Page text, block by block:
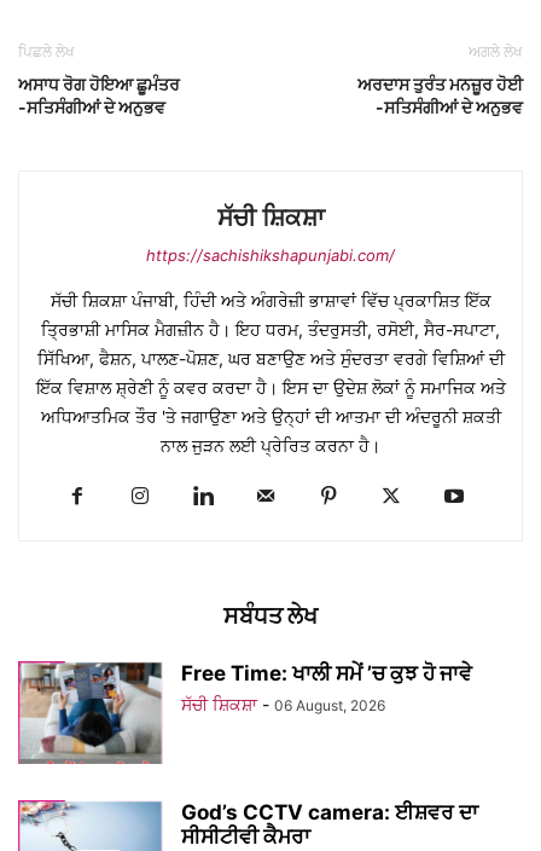
ਪਿਛਲੇ ਲੇਖ
ਅਸਾਧ ਰੋਗ ਹੋਇਆ ਛੂਮੰਤਰ
-ਸਤਿਸੰਗੀਆਂ ਦੇ ਅਨੁਭਵ
ਅਗਲੇ ਲੇਖ
ਅਰਦਾਸ ਤੁਰੰਤ ਮਨਜ਼ੂਰ ਹੋਈ
-ਸਤਿਸੰਗੀਆਂ ਦੇ ਅਨੁਭਵ
ਸੱਚੀ ਸ਼ਿਕਸ਼ਾ
https://sachishikshapunjabi.com/
ਸੱਚੀ ਸ਼ਿਕਸ਼ਾ ਪੰਜਾਬੀ, ਹਿੰਦੀ ਅਤੇ ਅੰਗਰੇਜ਼ੀ ਭਾਸ਼ਾਵਾਂ ਵਿੱਚ ਪ੍ਰਕਾਸ਼ਿਤ ਇੱਕ
ਤ੍ਰਿਭਾਸ਼ੀ ਮਾਸਿਕ ਮੈਗਜ਼ੀਨ ਹੈ। ਇਹ ਧਰਮ, ਤੰਦਰੁਸਤੀ, ਰਸੋਈ, ਸੈਰ-ਸਪਾਟਾ,
ਸਿੱਖਿਆ, ਫੈਸ਼ਨ, ਪਾਲਣ-ਪੋਸ਼ਣ, ਘਰ ਬਣਾਉਣ ਅਤੇ ਸੁੰਦਰਤਾ ਵਰਗੇ ਵਿਸ਼ਿਆਂ ਦੀ
ਇੱਕ ਵਿਸ਼ਾਲ ਸ਼੍ਰੇਣੀ ਨੂੰ ਕਵਰ ਕਰਦਾ ਹੈ। ਇਸ ਦਾ ਉਦੇਸ਼ ਲੋਕਾਂ ਨੂੰ ਸਮਾਜਿਕ ਅਤੇ
ਅਧਿਆਤਮਿਕ ਤੌਰ 'ਤੇ ਜਗਾਉਣਾ ਅਤੇ ਉਨ੍ਹਾਂ ਦੀ ਆਤਮਾ ਦੀ ਅੰਦਰੂਨੀ ਸ਼ਕਤੀ
ਨਾਲ ਜੁੜਨ ਲਈ ਪ੍ਰੇਰਿਤ ਕਰਨਾ ਹੈ।
ਸਬੰਧਤ ਲੇਖ
Free Time: ਖਾਲੀ ਸਮੇਂ ’ਚ ਕੁਝ ਹੋ ਜਾਵੇ
ਸੱਚੀ ਸ਼ਿਕਸ਼ਾ - 06 August, 2026
God’s CCTV camera: ਈਸ਼ਵਰ ਦਾ
ਸੀਸੀਟੀਵੀ ਕੈਮਰਾ